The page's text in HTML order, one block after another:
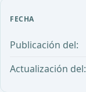
FECHA
Publicación del:
Actualización del: